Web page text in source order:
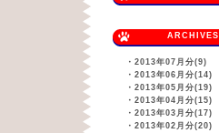
ARCHIVES
・ 2013年07月分(9)
・ 2013年06月分(14)
・ 2013年05月分(19)
・ 2013年04月分(15)
・ 2013年03月分(17)
・ 2013年02月分(20)